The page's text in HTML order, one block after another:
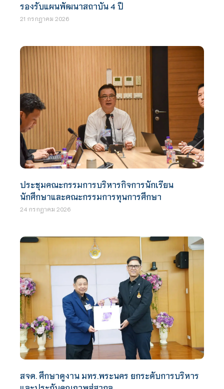
รองรับแผนพัฒนาสถาบัน 4 ปี
21 กรกฎาคม 2026
ประชุมคณะกรรมการบริหารกิจการนักเรียน
นักศึกษาและคณะกรรมการทุนการศึกษา
24 กรกฎาคม 2026
สจด. ศึกษาดูงาน มทร.พระนคร ยกระดับการบริหาร